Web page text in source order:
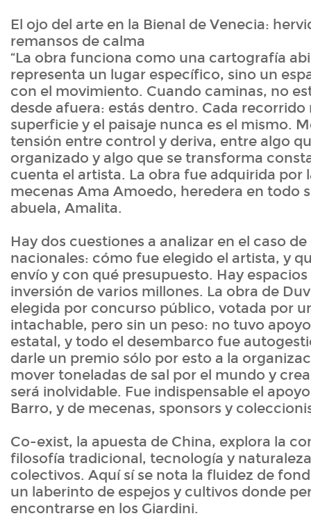
El ojo del arte en la Bienal de Venecia:
remansos de calma
“La obra funciona como una cartografía
representa un lugar específico, sino un
con el movimiento. Cuando caminas, no
desde afuera: estás dentro. Cada
superficie y el paisaje nunca es el mismo.
tensión entre control y deriva, entre algo
organizado y algo que se transforma
cuenta el artista. La obra fue adquirida por
mecenas Ama Amoedo, heredera en todo
abuela, Amalita.
Hay dos cuestiones a analizar en el caso
nacionales: cómo fue elegido el artista, y
envío y con qué presupuesto. Hay
inversión de varios millones. La obra de
elegida por concurso público, votada por
intachable, pero sin un peso: no tuvo
estatal, y todo el desembarco fue
darle un premio sólo por esto a la
mover toneladas de sal por el mundo y
será inolvidable. Fue indispensable el
Barro, y de mecenas, sponsors y
Co-exist, la apuesta de China, explora la
filosofía tradicional, tecnología y
colectivos. Aquí sí se nota la fluidez de
un laberinto de espejos y cultivos donde
encontrarse en los Giardini.